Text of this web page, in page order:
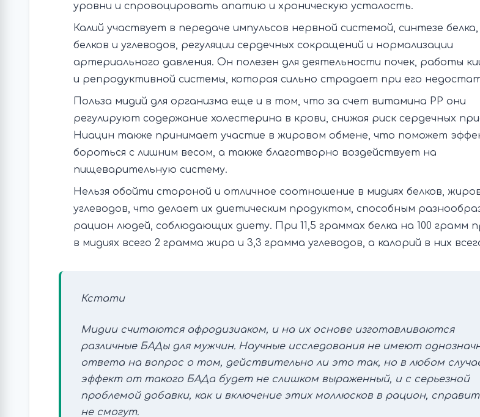
уровни и спровоцировать апатию и хроническую усталость.
Калий участвует в передаче импульсов нервной системой, синтезе
белков и углеводов, регуляции сердечных сокращений и нормализации
артериального давления. Он полезен для деятельности почек, работы
и репродуктивной системы, которая сильно страдает при его
Польза мидий для организма еще и в том, что за счет витамина РР они
регулируют содержание холестерина в крови, снижая риск сердечных
Ниацин также принимает участие в жировом обмене, что поможет
бороться с лишним весом, а также благотворно воздействует на
пищеварительную систему.
Нельзя обойти стороной и отличное соотношение в мидиях белков,
углеводов, что делает их диетическим продуктом, способным
рацион людей, соблюдающих диету. При 11,5 граммах белка на 100 грамм
в мидиях всего 2 грамма жира и 3,3 грамма углеводов, а калорий в них
Кстати
Мидии считаются афродизиаком, и на их основе изготавливаются
различные БАДы для мужчин. Научные исследования не имеют
ответа на вопрос о том, действительно ли это так, но в любом
эффект от такого БАДа будет не слишком выраженный, и с серьезной
проблемой добавки, как и включение этих моллюсков в рацион,
не смогут.